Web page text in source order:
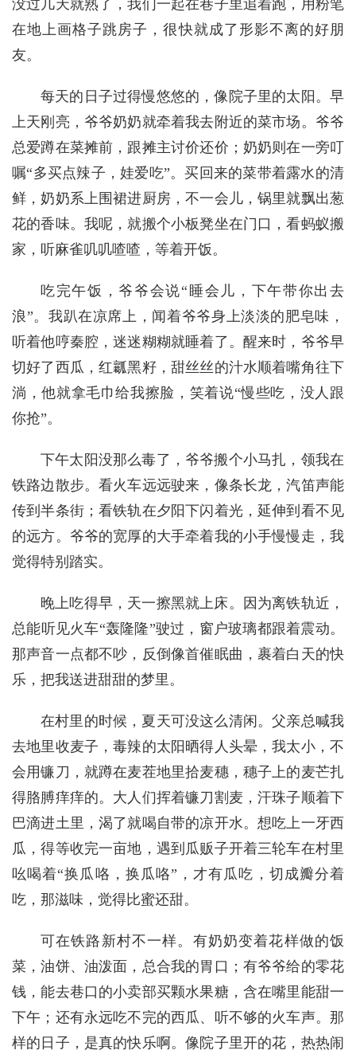
没过几天就熟了，我们一起在巷子里追着跑，用粉笔
在地上画格子跳房子，很快就成了形影不离的好朋
友。
每天的日子过得慢悠悠的，像院子里的太阳。早
上天刚亮，爷爷奶奶就牵着我去附近的菜市场。爷爷
总爱蹲在菜摊前，跟摊主讨价还价；奶奶则在一旁叮
嘱“多买点辣子，娃爱吃”。买回来的菜带着露水的清
鲜，奶奶系上围裙进厨房，不一会儿，锅里就飘出葱
花的香味。我呢，就搬个小板凳坐在门口，看蚂蚁搬
家，听麻雀叽叽喳喳，等着开饭。
吃完午饭，爷爷会说“睡会儿，下午带你出去
浪”。我趴在凉席上，闻着爷爷身上淡淡的肥皂味，
听着他哼秦腔，迷迷糊糊就睡着了。醒来时，爷爷早
切好了西瓜，红瓤黑籽，甜丝丝的汁水顺着嘴角往下
淌，他就拿毛巾给我擦脸，笑着说“慢些吃，没人跟
你抢”。
下午太阳没那么毒了，爷爷搬个小马扎，领我在
铁路边散步。看火车远远驶来，像条长龙，汽笛声能
传到半条街；看铁轨在夕阳下闪着光，延伸到看不见
的远方。爷爷的宽厚的大手牵着我的小手慢慢走，我
觉得特别踏实。
晚上吃得早，天一擦黑就上床。因为离铁轨近，
总能听见火车“轰隆隆”驶过，窗户玻璃都跟着震动。
那声音一点都不吵，反倒像首催眠曲，裹着白天的快
乐，把我送进甜甜的梦里。
在村里的时候，夏天可没这么清闲。父亲总喊我
去地里收麦子，毒辣的太阳晒得人头晕，我太小，不
会用镰刀，就蹲在麦茬地里拾麦穗，穗子上的麦芒扎
得胳膊痒痒的。大人们挥着镰刀割麦，汗珠子顺着下
巴滴进土里，渴了就喝自带的凉开水。想吃上一牙西
瓜，得等收完一亩地，遇到瓜贩子开着三轮车在村里
吆喝着“换瓜咯，换瓜咯”，才有瓜吃，切成瓣分着
吃，那滋味，觉得比蜜还甜。
可在铁路新村不一样。有奶奶变着花样做的饭
菜，油饼、油泼面，总合我的胃口；有爷爷给的零花
钱，能去巷口的小卖部买颗水果糖，含在嘴里能甜一
下午；还有永远吃不完的西瓜、听不够的火车声。那
样的日子，是真的快乐啊。像院子里开的花，热热闹